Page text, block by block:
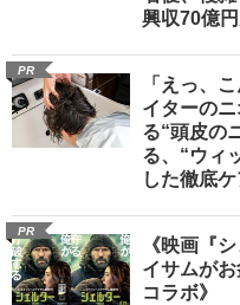
興収70億円
PR
「えっ、
イターの
る“頭皮の
る、“ウィ
した徹底
PR
《映画『
イサムがお
コラボ》